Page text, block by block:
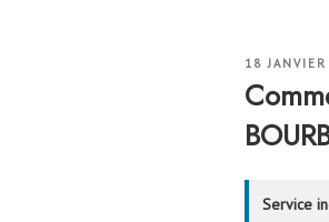
PUBLIÉ
18
Service